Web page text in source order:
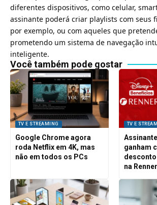
diferentes dispositivos, como celular,
assinante poderá criar playlists com seus
por exemplo, ou com aqueles que
prometendo um sistema de navegação
inteligente.
Você também pode gostar
TV E STREAMING
Google Chrome agora
roda Netflix em 4K, mas
não em todos os PCs
TV E
ganham
na Renner